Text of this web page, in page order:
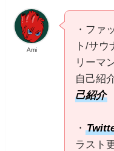
Ami
・ファ
ト/サウ
リーマ
自己紹
己紹介
・
ラスト